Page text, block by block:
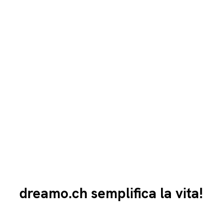
dreamo.ch semplifica la vita!